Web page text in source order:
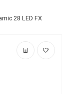
28 LED FX